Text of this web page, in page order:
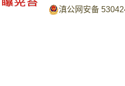
滇公网安备